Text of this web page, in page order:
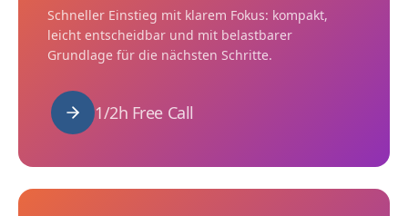
Schneller Einstieg mit klarem Fokus: kompakt,
leicht entscheidbar und mit belastbarer
Grundlage für die nächsten Schritte.
1/2h Free Call